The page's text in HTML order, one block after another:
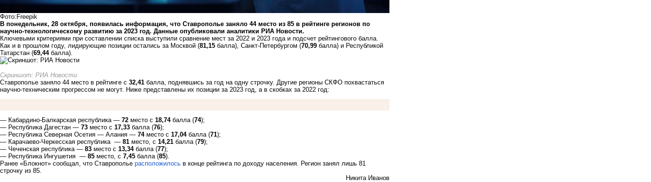
Фото:Freepik
В понедельник, 28 октября, появилась информация, что Ставрополье заняло 44 место из 85 в рейтинге регионов по
научно-технологическому развитию за 2023 год. Данные опубликовали аналитики РИА Новости.
Ключевыми критериями при составлении списка выступили сравнение мест за 2022 и 2023 года и подсчет рейтингового балла.
Как и в прошлом году, лидирующие позиции остались за Москвой (81,15 балла), Санкт-Петербургом (70,99 балла) и Республикой
Татарстан (69,44балла).
Скриншот: РИА Новости
Ставрополье заняло 44 место в рейтинге с 32,41 балла, поднявшись за год на одну строчку. Другие регионы СКФО похвастаться
научно-техническим прогрессом не могут. Ниже представлены их позиции за 2023 год, а в скобках за 2022 год:
— Кабардино-Балкарская республика — 72 место с 18,74балла (74);
— Республика Дагестан — 73 место с 17,33 балла (76);
— Республика Северная Осетия — Алания — 74место с 17,04балла (71);
— Карачаево-Черкесская республика — 81 место, с 14,21 балла (79);
— Чеченская республика — 83 место с 13,34балла (77);
— Республика Ингушетия — 85 место, с 7,45 балла (85).
Ранее «Блокнот» сообщал, что Ставрополье расположилось в конце рейтинга по доходу населения. Регион занял лишь 81
строчку из 85.
Никита Иванов